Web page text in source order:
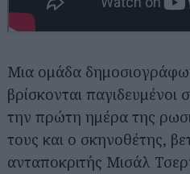
Μια ομάδα
βρίσκονται
την πρώτη ημέρα της
τους και ο σκηνοθέτης,
ανταποκριτής Μισάλ